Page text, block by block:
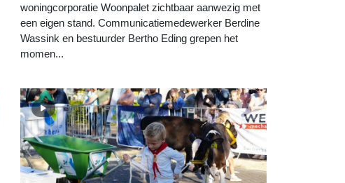
woningcorporatie Woonpalet zichtbaar aanwezig met
een eigen stand. Communicatiemedewerker Berdine
Wassink en bestuurder Bertho Eding grepen het
momen...